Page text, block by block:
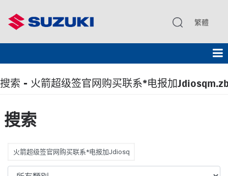
繁體
搜索 - 火箭超级签官网购买联系*电报加
搜索